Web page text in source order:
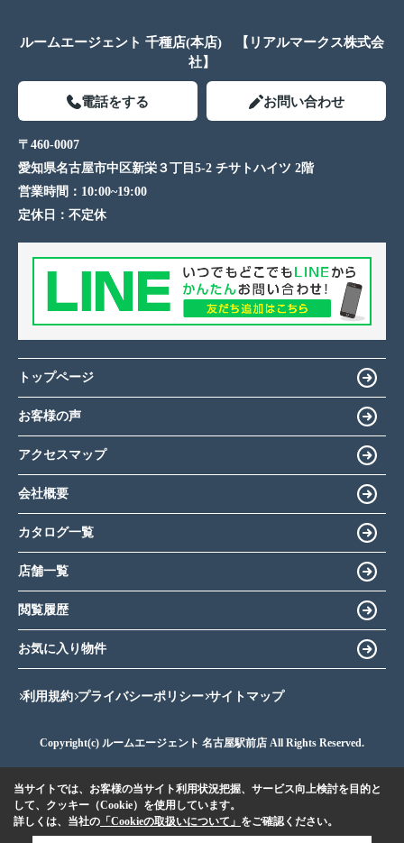
ルームエージェント 千種店(本店) 【リアルマークス株式会
社】
電話をする お問い合わせ
〒460-0007
愛知県名古屋市中区新栄３丁目5-2 チサトハイツ 2階
営業時間： 10:00~19:00
定休日： 不定休
トップページ
お客様の声
アクセスマップ
会社概要
カタログ一覧
店舗一覧
閲覧履歴
お気に入り物件
利用規約 プライバシーポリシー サイトマップ
Copyright(c) ルームエージェント 名古屋駅前店 All Rights Reserved.
当サイトでは、お客様の当サイト利用状況把握、サービス向上検討を目的と
して、クッキー（Cookie）を使用しています。
詳しくは、当社の 「Cookieの取扱いについて」 をご確認ください。